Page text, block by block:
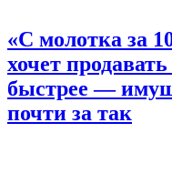
«С молотка за
хочет
быстрее —
почти за так